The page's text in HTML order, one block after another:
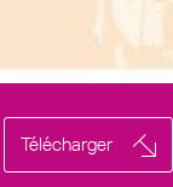
Télécharger